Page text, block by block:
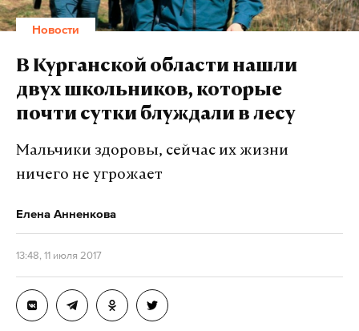
Новости
В Курганской области нашли
двух школьников, которые
почти сутки блуждали в лесу
Мальчики здоровы, сейчас их жизни
ничего не угрожает
Елена Анненкова
13:48, 11 июля 2017